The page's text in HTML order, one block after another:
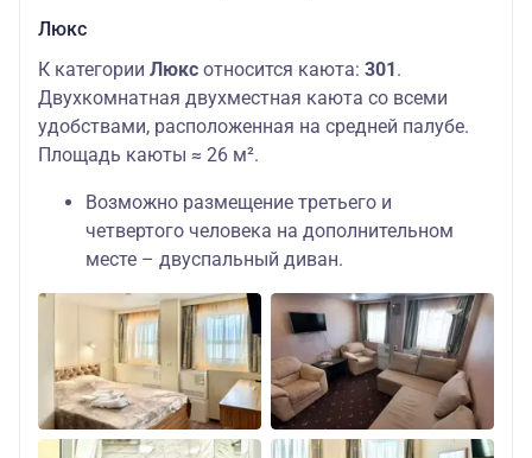
Люкс
К категории Люкс относится каюта: 301.
Двухкомнатная двухместная каюта со всеми
удобствами, расположенная на средней палубе.
Площадь каюты ≈ 26 м².
Возможно размещение третьего и
четвертого человека на дополнительном
месте – двуспальный диван.